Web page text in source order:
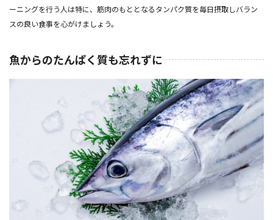
ーニングを行う人は特に、筋肉のもととなるタンパク質を毎日摂取しバラン
スの良い食事を心がけましょう。
魚からのたんぱく質も忘れずに